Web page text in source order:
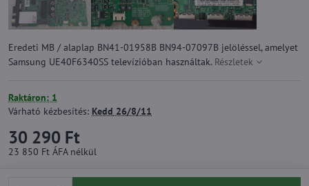
Eredeti MB / alaplap BN41-01958B BN94-07097B jelöléssel, amelyet
Samsung UE40F6340SS televízióban használtak. Részletek
Raktáron: 1
Várható kézbesítés: Kedd 26/8/11
30 290 Ft
23 850 Ft ÁFA nélkül